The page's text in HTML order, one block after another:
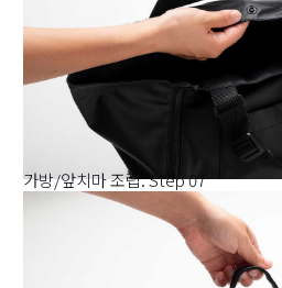
가방/앞치마 조립. Step 07